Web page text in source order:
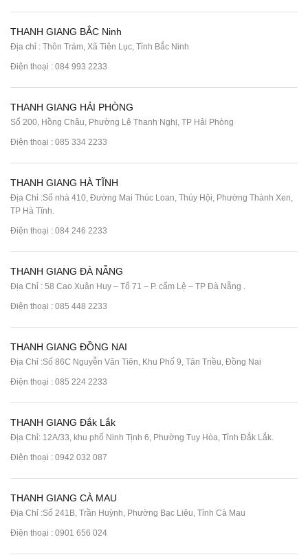
THANH GIANG BẮC Ninh
Địa chỉ : Thôn Trám, Xã Tiên Lục, Tỉnh Bắc Ninh
Điện thoại : 084 993 2233
THANH GIANG HẢI PHÒNG
Số 200, Hồng Châu, Phường Lê Thanh Nghị, TP Hải Phòng
Điện thoại : 085 334 2233
THANH GIANG HÀ TĨNH
Địa Chỉ :Số nhà 410, Đường Mai Thúc Loan, Thúy Hội, Phường Thành Xen,
TP Hà Tĩnh.
Điện thoại : 084 246 2233
THANH GIANG ĐÀ NẴNG
Địa Chỉ : 58 Cao Xuân Huy – Tổ 71 – P. cẩm Lệ – TP Đà Nẵng .
Điện thoại : 085 448 2233
THANH GIANG ĐỒNG NAI
Địa Chỉ :Số 86C Nguyễn Văn Tiên, Khu Phố 9, Tân Triều, Đồng Nai
Điện thoại : 085 224 2233
THANH GIANG Đắk Lắk
Địa Chỉ: 12A/33, khu phố Ninh Tịnh 6, Phường Tuy Hòa, Tỉnh Đắk Lắk.
Điện thoại : 0942 032 087
THANH GIANG CÀ MAU
Địa Chỉ :Số 241B, Trần Huỳnh, Phường Bạc Liêu, Tỉnh Cà Mau
Điện thoại : 0901 656 024